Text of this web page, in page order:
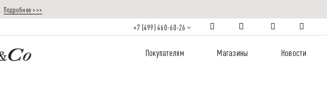
Подробнее >>>
+7 (499) 460-60-26
Покупателям Магазины Новости